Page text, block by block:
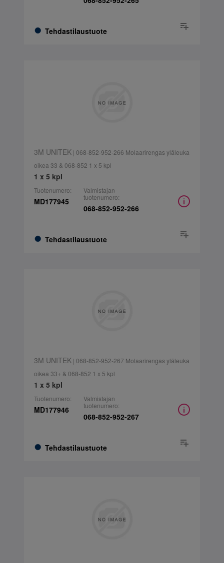
Tehdastilaustuote
3M UNITEK| 068-852-952-266 Molaarirengas yläleuka
oikea 33 & 068-852 1 x 5 kpl
1 x 5 kpl
Tuotenumero:
MD177945
Tehdastilaustuote
Valmistajan
tuotenumero:
068-852-952-266
3M UNITEK| 068-852-952-267 Molaarirengas yläleuka
oikea 33+ & 068-852 1 x 5 kpl
1 x 5 kpl
Tuotenumero:
MD177946
Tehdastilaustuote
Valmistajan
tuotenumero:
068-852-952-267